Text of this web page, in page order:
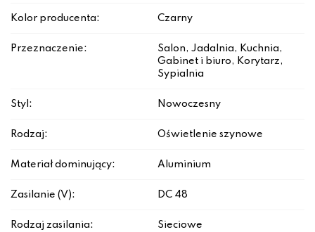
Kolor producenta: Czarny
Przeznaczenie:
Salon, Jadalnia, Kuchnia,
Gabinet i biuro, Korytarz,
Sypialnia
Styl: Nowoczesny
Rodzaj: Oświetlenie szynowe
Materiał dominujący: Aluminium
Zasilanie (V): DC 48
Rodzaj zasilania: Sieciowe